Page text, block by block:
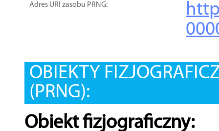
Adres URI zasobu PRNG:
OBIEKTY
(PRNG):
Obiekt fizjograficzny: